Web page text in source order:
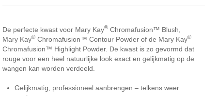
De perfecte kwast voor Mary Kay® Chromafusion™ Blush,
Mary Kay® Chromafusion™ Contour Powder of de Mary Kay®
Chromafusion™ Highlight Powder. De kwast is zo gevormd dat
rouge voor een heel natuurlijke look exact en gelijkmatig op de
wangen kan worden verdeeld.
Gelijkmatig, professioneel aanbrengen – telkens weer